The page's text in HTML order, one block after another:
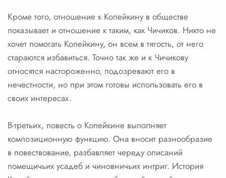
Кроме того, отношение к Копейкину в обществе
показывает и отношение к таким, как Чичиков. Никто не
хочет помогать Копейкину, он всем в тягость, от него
стараются избавиться. Точно так же и к Чичикову
относятся настороженно, подозревают его в
нечестности, но при этом готовы использовать его в
своих интересах.
В-третьих, повесть о Копейкине выполняет
композиционную функцию. Она вносит разнообразие
в повествование, разбавляет череду описаний
помещичьих усадеб и чиновничьих интриг. История